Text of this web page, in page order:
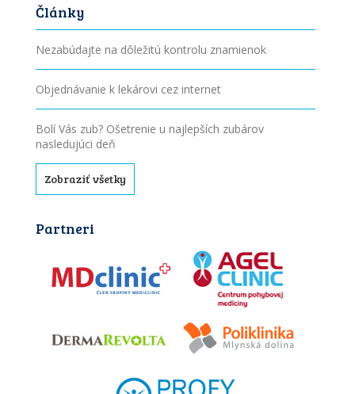
Články
Nezabúdajte na dôležitú kontrolu znamienok
Objednávanie k lekárovi cez internet
Bolí Vás zub? Ošetrenie u najlepších zubárov
nasledujúci deň
Zobraziť všetky
Partneri